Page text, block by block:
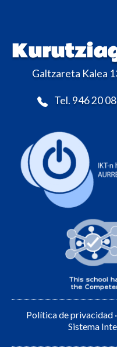
Galtzareta Kalea
Tel. 946 20
Política de privacidad ·
Sistema